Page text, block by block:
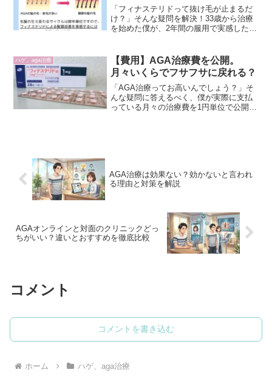
「フィナステリドって抜け毛が止まるだ
け？」そんな疑問を解決！33歳から治療
を始めた僕が、2年間の服用で実感した抜
き「守りの薬」の真実を語ります。
ハゲ、aga治療
【費用】AGA治療費を公開。
月々いくらでフサフサに戻れる？
「AGA治療ってお高いんでしょう？」そ
んな疑問に答えるべく、僕が実際に支払
っている月々の治療費を1円単位で公開。
AGA治療は効果ない？効かないと言われ
る理由と対策を解説
AGAオンラインと対面のクリニックどっ
ちがいい？違いとおすすめを徹底比較
コメント
コメントを書き込む
ホーム ハゲ、aga治療